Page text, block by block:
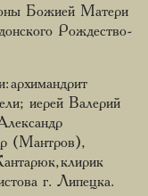
Божией Матери
Рождество-
архимандрит
иерей Валерий
(Мантров),
клирик
г. Липецка.